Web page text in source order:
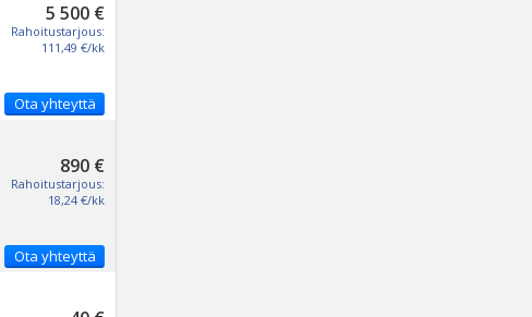
5 500 €
Rahoitustarjous:
111,49 €/kk
Ota yhteyttä
890 €
Rahoitustarjous:
18,24 €/kk
Ota yhteyttä